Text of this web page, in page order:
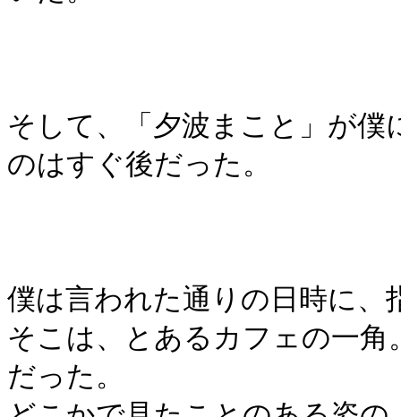
そして、「夕波まこと」が
のはすぐ後だった。
僕は言われた通りの日時に、
そこは、とあるカフェの一
だった。